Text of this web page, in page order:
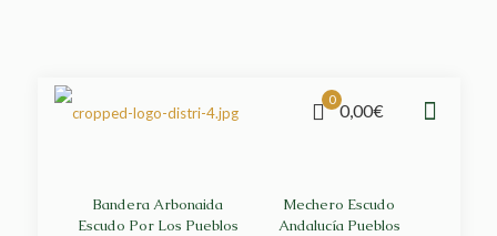
0
0,00€
Bandera Arbonaida
Escudo Por Los Pueblos
Mechero Escudo
Andalucía Pueblos